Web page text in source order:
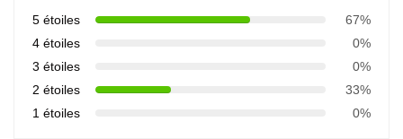
5 étoiles
67%
4 étoiles
0%
3 étoiles
0%
2 étoiles
33%
1 étoiles
0%